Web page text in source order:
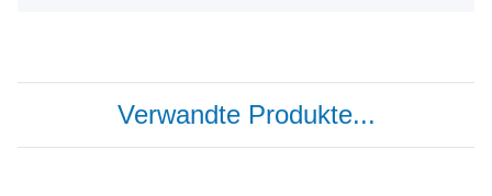
Verwandte Produkte...